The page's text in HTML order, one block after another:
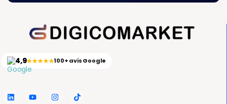
4,9★★★★★100+ avis Google